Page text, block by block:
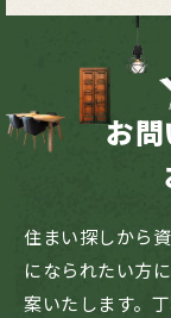
お
住まい探しから
になられたい方
案いたします。